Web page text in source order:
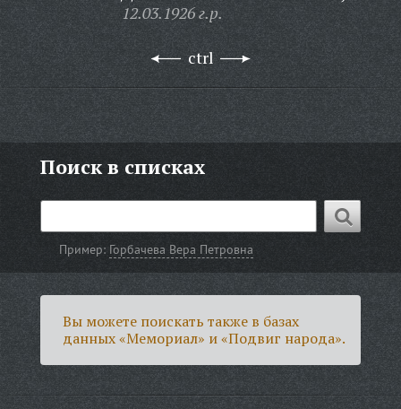
12.03.1926 г.р.
ctrl
Поиск в списках
Пример: Горбачева Вера Петровна
Вы можете поискать также в базах
данных «Мемориал» и «Подвиг народа».